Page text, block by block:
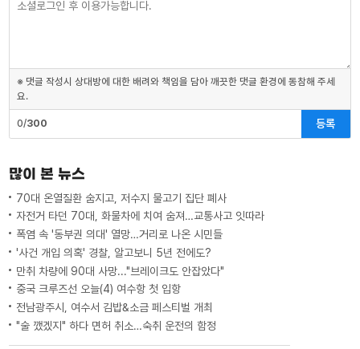
※ 댓글 작성시 상대방에 대한 배려와 책임을 담아 깨끗한 댓글 환경에 동참해 주세
요.
0/300 등록
많이 본 뉴스
70대 온열질환 숨지고, 저수지 물고기 집단 폐사
자전거 타던 70대, 화물차에 치여 숨져…교통사고 잇따라
폭염 속 '동부권 의대' 열망…거리로 나온 시민들
'사건 개입 의혹' 경찰, 알고보니 5년 전에도?
만취 차량에 90대 사망..."브레이크도 안잡았다"
중국 크루즈선 오늘(4) 여수항 첫 입항
전남광주시, 여수서 김밥&소금 페스티벌 개최
"술 깼겠지" 하다 면허 취소…숙취 운전의 함정